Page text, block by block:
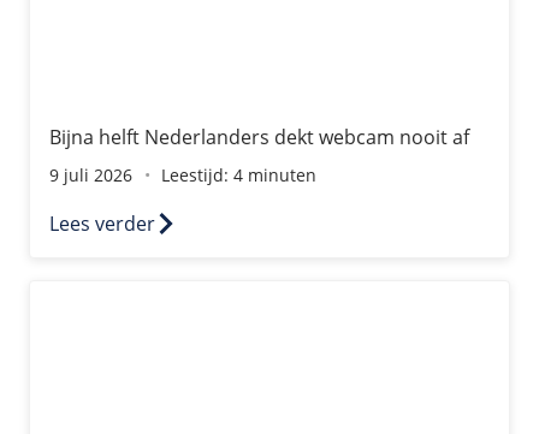
Bijna helft Nederlanders dekt webcam nooit af
9 juli 2026 Leestijd: 4 minuten
Lees verder